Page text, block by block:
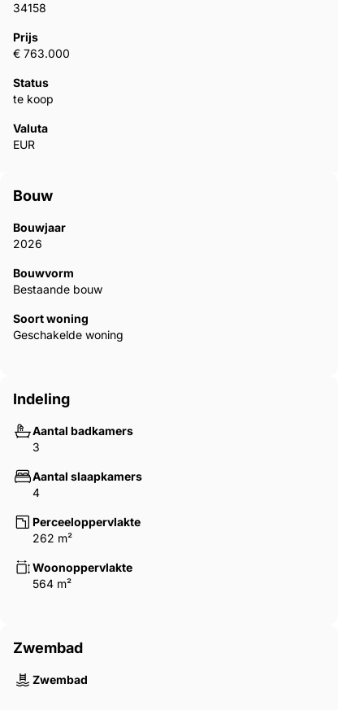
34158
Prijs
€ 763.000
Status
te koop
Valuta
EUR
Bouw
Bouwjaar
2026
Bouwvorm
Bestaande bouw
Soort woning
Geschakelde woning
Indeling
Aantal badkamers
3
Aantal slaapkamers
4
Perceeloppervlakte
262 m²
Woonoppervlakte
564 m²
Zwembad
Zwembad